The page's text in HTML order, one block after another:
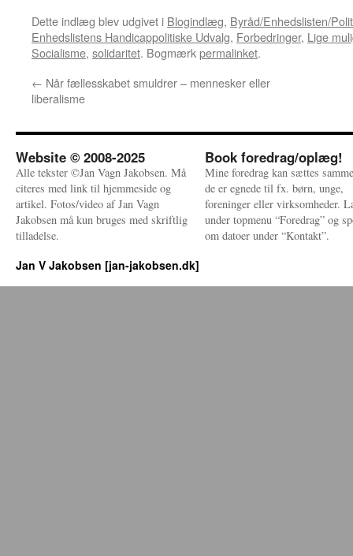
Dette indlæg blev udgivet i Blogindlæg, Byråd/Enhedslisten/
Enhedslistens Handicappolitiske Udvalg, Forbedringer, Lige
Socialisme, solidaritet. Bogmærkpermalinket.
← Når fællesskabet smuldrer – mennesker eller
liberalisme
Website © 2008-2025
Alle tekster ©Jan Vagn Jakobsen. Må
citeres med link til hjemmeside og
artikel. Fotos/video af Jan Vagn
Jakobsen må kun bruges med skriftlig
tilladelse.
Book foredrag/oplæg!
Mine foredrag kan sættes
de er egnede til fx. børn, unge,
foreninger eller virksomheder.
under topmenu “Foredrag” og
om datoer under “Kontakt”.
Jan V Jakobsen [jan-jakobsen.dk]